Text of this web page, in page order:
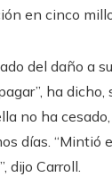
en cinco
del daño a
ha
no ha
días. “Mintió
dijo Carroll.